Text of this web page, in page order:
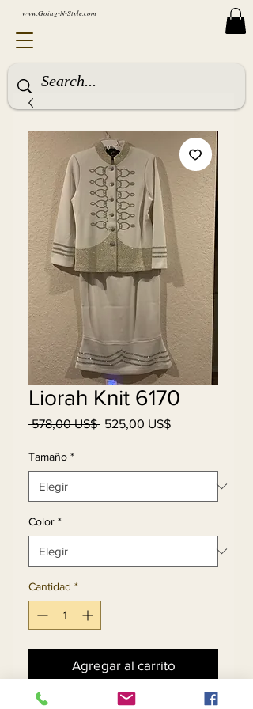
www.Going-N-Style.com
Liorah Knit 6170
578,00 US$ Precio
525,00 US$Precio
Tamaño *
Color *
Cantidad *
Agregar al carrito